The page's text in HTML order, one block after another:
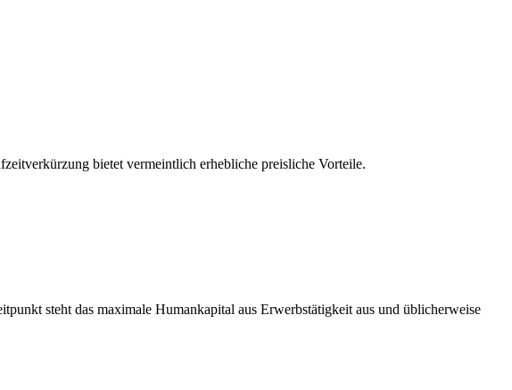
bietet vermeintlich erhebliche preisliche Vorteile.
steht das maximale Humankapital aus Erwerbstätigkeit aus und üblicherweise